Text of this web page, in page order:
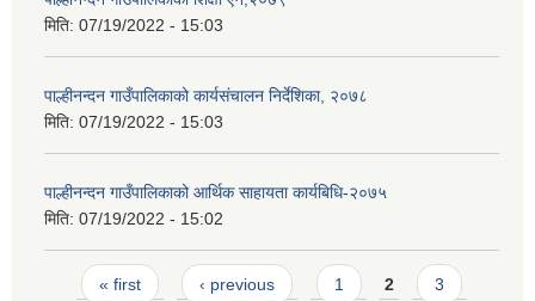
मिति: 07/19/2022 - 15:03
पाल्हीनन्दन गाउँपालिकाको कार्यसंचालन निर्देशिका, २०७८
मिति: 07/19/2022 - 15:03
पाल्हीनन्दन गाउँपालिकाको आर्थिक साहायता कार्यबिधि-२०७५
मिति: 07/19/2022 - 15:02
Pages
« first ‹ previous 1 2 3